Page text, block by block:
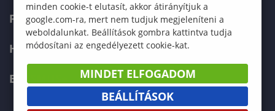
FELVÉTELIZŐKNEK
HALLGATÓKNAK
ERASMUS+
minden cookie-t elutasít, akkor átirányítjuk a
google.com-ra, mert nem tudjuk megjeleníteni a
weboldalunkat. Beállítások gombra kattintva tudja
módosítani az engedélyezett cookie-kat.
MINDET ELFOGADOM
BEÁLLÍTÁSOK